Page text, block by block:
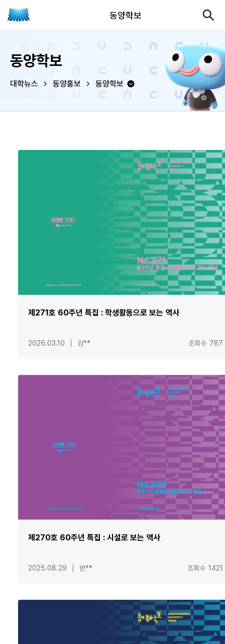
동양학보
동양학보
대학뉴스 동양홍보 동양학보
제271호 60주년 특집 : 학생활동으로 보는 역사
2026.03.10 김** 조회수 787
제270호 60주년 특집 : 시설로 보는 역사
2025.08.29 반** 조회수 1421